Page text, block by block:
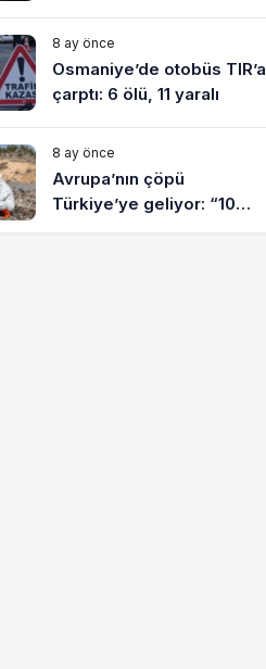
8 ay önce
Osmaniye’de otobüs TIR’a
çarptı: 6 ölü, 11 yaralı
8 ay önce
Avrupa’nın çöpü
Türkiye’ye geliyor: “10